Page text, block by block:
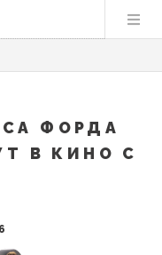
ФОРДА
В КИНО С